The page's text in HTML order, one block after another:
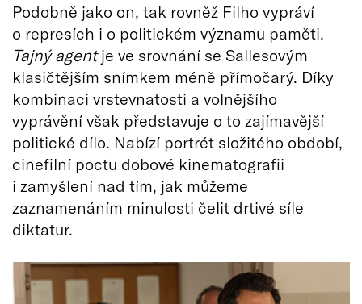
Podobně jako on, tak rovněž Filho vypráví
o represích i o politickém významu paměti.
Tajný agentje ve srovnání se Sallesovým
klasičtějším snímkem méně přímočarý. Díky
kombinaci vrstevnatosti a volnějšího
vyprávění však představuje o to zajímavější
politické dílo. Nabízí portrét složitého období,
cinefilní poctu dobové kinematografii
i zamyšlení nad tím, jak můžeme
zaznamenáním minulosti čelit drtivé síle
diktatur.